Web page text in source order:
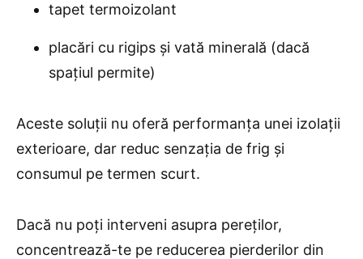
tapet termoizolant
placări cu rigips și vată minerală (dacă
spațiul permite)
Aceste soluții nu oferă performanța unei izolații
exterioare, dar reduc senzația de frig și
consumul pe termen scurt.
Dacă nu poți interveni asupra pereților,
concentrează-te pe reducerea pierderilor din